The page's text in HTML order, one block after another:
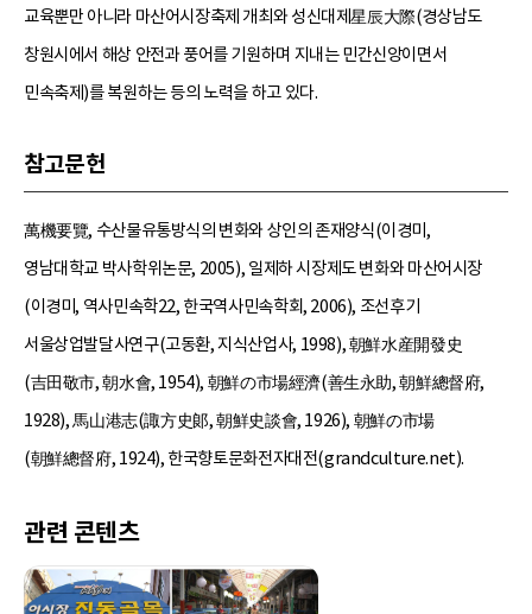
교육뿐만 아니라 마산어시장축제 개최와 성신대제星辰大際(경상남도
창원시에서 해상 안전과 풍어를 기원하며 지내는 민간신앙이면서
민속축제)를 복원하는 등의 노력을 하고 있다.
참고문헌
萬機要覽, 수산물유통방식의 변화와 상인의 존재양식(이경미,
영남대학교 박사학위논문, 2005), 일제하 시장제도 변화와 마산어시장
(이경미, 역사민속학22, 한국역사민속학회, 2006), 조선후기
서울상업발달사연구(고동환, 지식산업사, 1998), 朝鮮水産開發史
(吉田敬市, 朝水會, 1954), 朝鮮の市場經濟(善生永助, 朝鮮總督府,
1928), 馬山港志(諏方史郞, 朝鮮史談會, 1926), 朝鮮の市場
(朝鮮總督府, 1924), 한국향토문화전자대전(grandculture.net).
관련 콘텐츠